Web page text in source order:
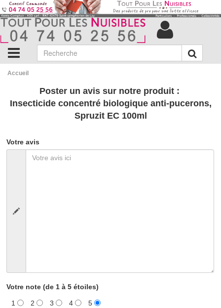
Accueil
Poster un avis sur notre produit :
Insecticide concentré biologique anti-pucerons,
Spruzit EC 100ml
Votre avis
Votre note (de 1 à 5 étoiles)
1 2 3 4 5